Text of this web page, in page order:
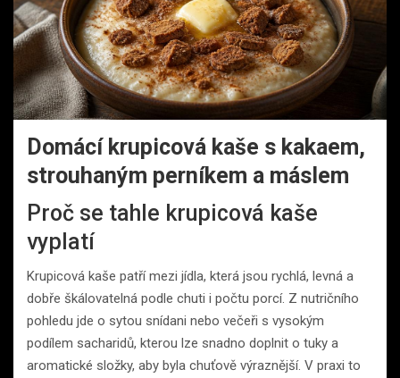
Domácí krupicová kaše s kakaem,
strouhaným perníkem a máslem
Proč se tahle krupicová kaše
vyplatí
Krupicová kaše patří mezi jídla, která jsou rychlá, levná a
dobře škálovatelná podle chuti i počtu porcí. Z nutričního
pohledu jde o sytou snídani nebo večeři s vysokým
podílem sacharidů, kterou lze snadno doplnit o tuky a
aromatické složky, aby byla chuťově výraznější. V praxi to